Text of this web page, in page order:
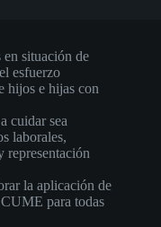
situación de
esfuerzo
hijos e hijas con
cuidar sea
laborales,
representación
la aplicación de
para todas